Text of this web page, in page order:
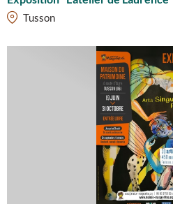
Tusson